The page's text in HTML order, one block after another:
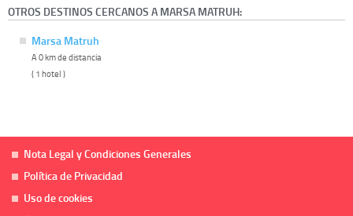
OTROS DESTINOS CERCANOS A MARSA MATRUH:
Marsa Matruh
A 0 km de distancia
( 1 hotel )
Nota Legal y Condiciones Generales
Política de Privacidad
Uso de cookies